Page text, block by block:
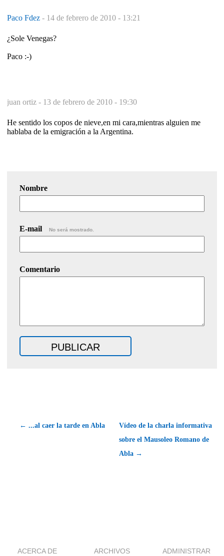
Paco Fdez - 14 de febrero de 2010 - 13:21
¿Sole Venegas?
Paco :-)
juan ortiz - 13 de febrero de 2010 - 19:30
He sentido los copos de nieve,en mi cara,mientras alguien me
hablaba de la emigración a la Argentina.
Nombre
E-mail No será mostrado.
Comentario
← ...al caer la tarde en Abla
Vídeo de la charla informativa
sobre el Mausoleo Romano de
Abla →
ACERCA DE ARCHIVOS ADMINISTRAR